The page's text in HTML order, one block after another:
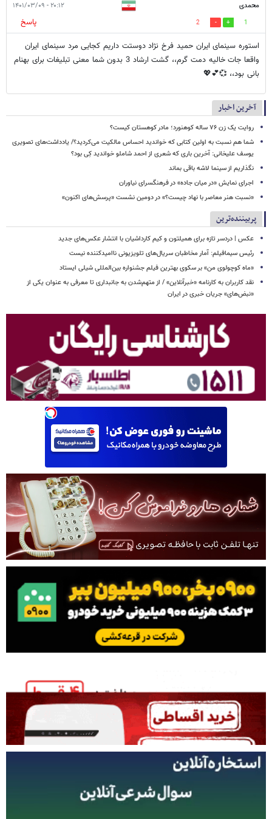
محمدی ۲۰:۱۲ - ۱۴۰۱/۰۳/۰۹
1
2
پاسخ
استوره سینمای ایران حمید فرخ نژاد دوستت داریم کجایی مرد سینمای ایران
واقعا جات خالیه دمت گرم،، گشت ارشاد 3 بدون شما معنی تبلیغات برای بهنام
بانی بود،، 💞💕💖
آخرین اخبار
روایت یک زن ۷۶ ساله کوهنورد؛ مادر کوهستان کیست؟
شما هم نسبت به اولین کتابی که خواندید احساس مالکیت می‌کردید؟/ یادداشت‌های تصویری
یوسف علیخانی: آخرین باری که شعری از احمد شاملو خواندید کِی بود؟
نگذاریم از سینما لاشه باقی بماند
اجرای نمایش «در میان جاده» در فرهنگسرای نیاوران
«نسبت هنر معاصر با نهاد چیست؟» در دومین نشست «پرسش‌های اکنون»
پربیننده‌ترین
عکس | دردسر تازه برای همیلتون و کیم کارداشیان با انتشار عکس‌های جدید
رئیس سیمافیلم: آمار مخاطبان سریال‌های تلویزیونی ناامیدکننده نیست
«ماه کوچولوی من» بر سکوی بهترین فیلم جشنواره بین‌المللی شیلی ایستاد
نقد کاربران به کارنامه «خبرآنلاین» / از متهم‌شدن به جانبداری تا معرفی به عنوان یکی از
«نبض‌های» جریان خبری در ایران